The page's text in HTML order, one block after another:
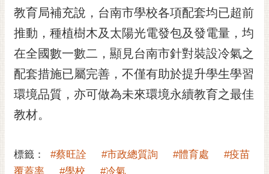
開
放
宣
告
市
交
通
教育局補充說，台南市學校各項配套均已超前
推動，種植樹木及太陽光電發包及發電量，均
在全國數一數二，顯見台南市針對裝設冷氣之
配套措施已屬完善，不僅有助於提升學生學習
環境品質，亦可做為未來環境永續教育之最佳
教材。
標籤： #蔡旺詮 #市政總質詢 #體育處
#疫苗
覆蓋率
#學校 #冷氣